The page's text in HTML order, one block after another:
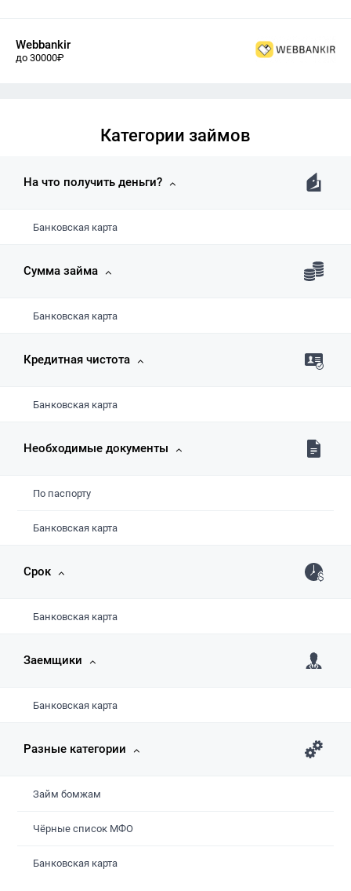
Webbankir
до 30000₽
Категории займов
На что получить деньги?
Банковская карта
Сумма займа
Банковская карта
Кредитная чистота
Банковская карта
Необходимые документы
По паспорту
Банковская карта
Срок
Банковская карта
Заемщики
Банковская карта
Разные категории
Займ бомжам
Чёрные список МФО
Банковская карта